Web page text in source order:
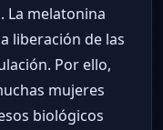
La melatonina
liberación de las
Por ello,
mujeres
biológicos